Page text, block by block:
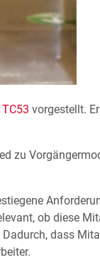
TC53 vorgestellt.
zu
ob diese
dass